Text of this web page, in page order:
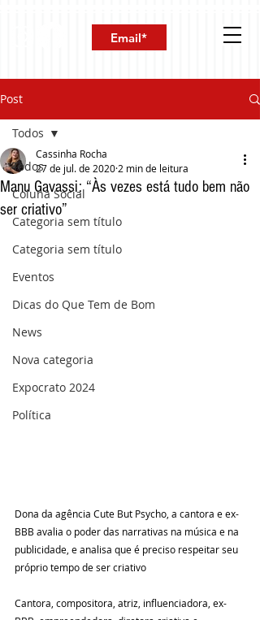
Post
Todos
Coluna Social
Categoria sem título
Categoria sem título
Eventos
Dicas do Que Tem de Bom
News
Nova categoria
Expocrato 2024
Política
Todos
Manu Gavassi: “Às vezes está tudo bem não
ser criativo”
Cassinha Rocha
27 de jul. de 2020 2 min de leitura
Dona da agência Cute But Psycho, a cantora e ex-
BBB avalia o poder das narrativas na música e na
publicidade, e analisa que é preciso respeitar seu
próprio tempo de ser criativo
Cantora, compositora, atriz, influenciadora, ex-